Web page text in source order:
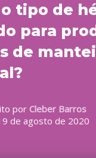
o tipo de
para
de
por Cleber Barros
de agosto de 2020